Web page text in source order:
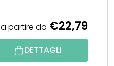
a partire da €22,79
DETTAGLI